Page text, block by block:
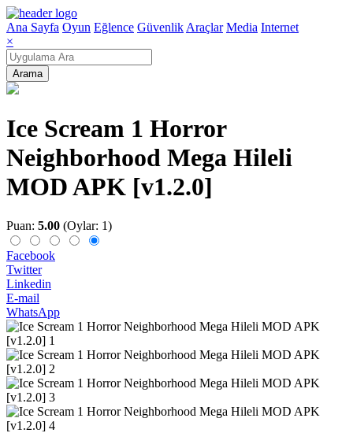
Ana Sayfa Oyun Eğlence Güvenlik Araçlar Media Internet
×
Arama
Ice Scream 1 Horror
Neighborhood Mega Hileli
MOD APK [v1.2.0]
Puan: 5.00 (Oylar: 1)
Facebook
Twitter
Linkedin
E-mail
WhatsApp